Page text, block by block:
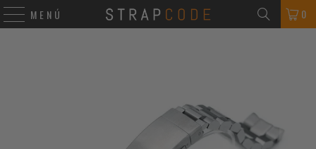
MENÚ 0